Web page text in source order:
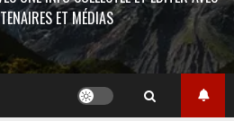
ET MÉDIAS